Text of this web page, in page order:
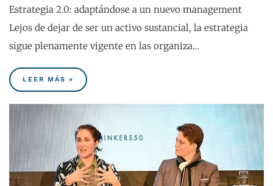
Estrategia 2.0: adaptándose a un nuevo management
Lejos de dejar de ser un activo sustancial, la estrategia
sigue plenamente vigente en las organiza…
LEER MÁS »